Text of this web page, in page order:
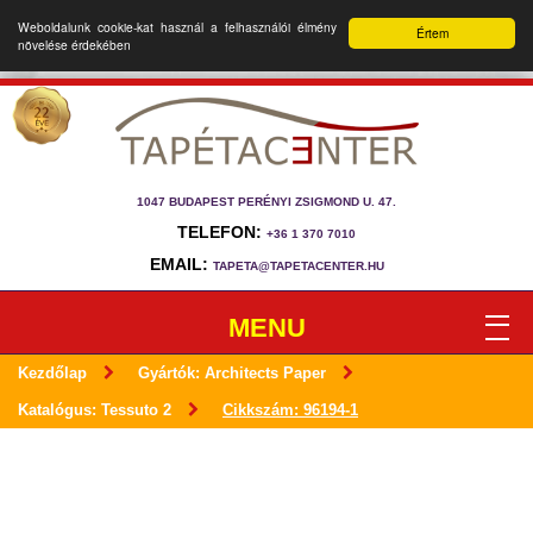
Értem
Weboldalunk cookie-kat használ a felhasználói élmény
növelése érdekében
1047 BUDAPEST PERÉNYI ZSIGMOND U. 47.
TELEFON: +36 1 370 7010
EMAIL: TAPETA@TAPETACENTER.HU
MENU
Kezdőlap Gyártók: Architects Paper
Katalógus: Tessuto 2 Cikkszám: 96194-1